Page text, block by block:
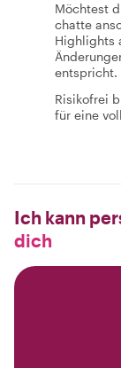
Möchtest
chatte
Highlights
entspricht.
Risikofrei
für eine
Ich kann
dich